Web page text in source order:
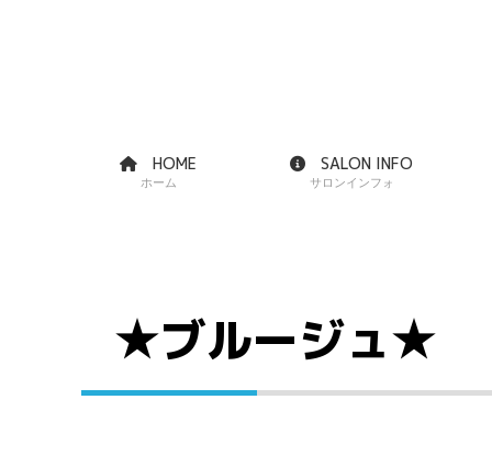
HOME
ホーム
SALON INFO
サロンインフォ
★ブルージュ★